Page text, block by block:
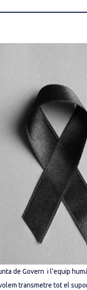
de Govern i l’equip
transmetre tot el